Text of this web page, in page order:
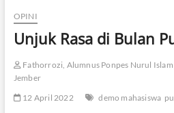
OPINI
Unjuk Rasa di Bulan
Fathorrozi, Alumnus Ponpes Nurul
Jember
12 April 2022
demo mahasiswa